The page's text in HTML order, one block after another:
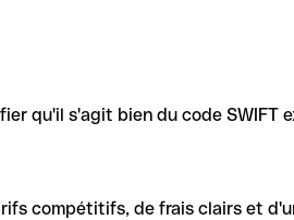
qu'il s'agit bien du code SWIFT
compétitifs, de frais clairs et